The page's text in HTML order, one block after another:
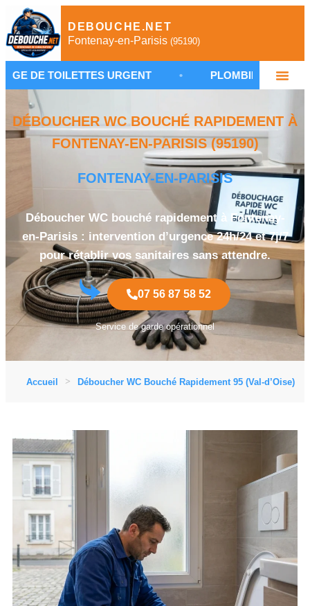
DEBOUCHE.NET
Fontenay-en-Parisis (95190)
URGENT • PLOMBIER FONTENAY-EN-
DÉBOUCHER WC BOUCHÉ RAPIDEMENT À
FONTENAY-EN-PARISIS (95190)
FONTENAY-EN-PARISIS
Déboucher WC bouché rapidement à Fontenay-
en-Parisis : intervention d’urgence 24h/24 et 7j/7
pour rétablir vos sanitaires sans attendre.
07 56 87 58 52
Service de garde opérationnel
Accueil Déboucher WC Bouché Rapidement 95 (Val-d’Oise)